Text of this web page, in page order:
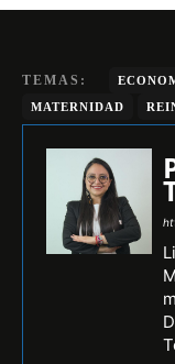
TEMAS:
MATERNIDAD